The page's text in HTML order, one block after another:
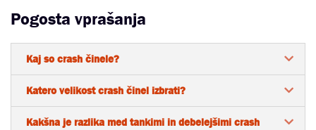
Pogosta vprašanja
Kaj so crash činele?
Katero velikost crash činel izbrati?
Kakšna je razlika med tankimi in debelejšimi crash